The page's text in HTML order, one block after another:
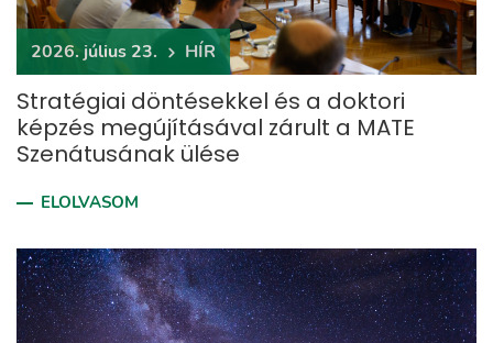
2026. július 23. HÍR
Stratégiai döntésekkel és a doktori
képzés megújításával zárult a MATE
Szenátusának ülése
ELOLVASOM